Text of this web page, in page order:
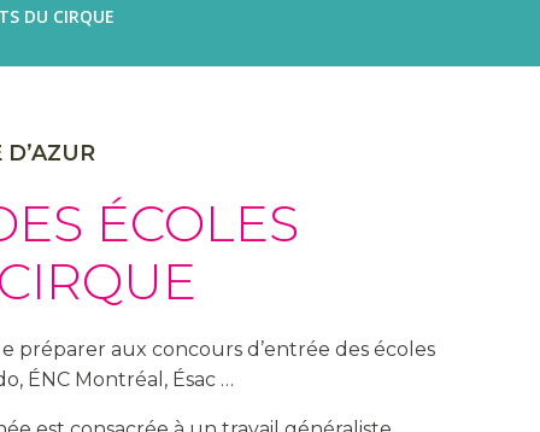
DU CIRQUE
ÉCOLES
préparer aux concours d’entrée des écoles
ÉNC Montréal, Ésac …